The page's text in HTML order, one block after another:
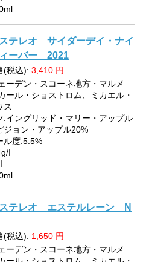
テレオ サイダーデイ・ナイ
ィーバー 2021
(税込): 3,410 円
ーデン・スコーネ地方・マルメ
ール・ショストロム、ミカエル・
ス
:イングリッド・マリー・アップル
ジョン・アップル20%
ル度:5.5%
ⅼ
テレオ エステルレーン N
(税込): 1,650 円
ーデン・スコーネ地方・マルメ